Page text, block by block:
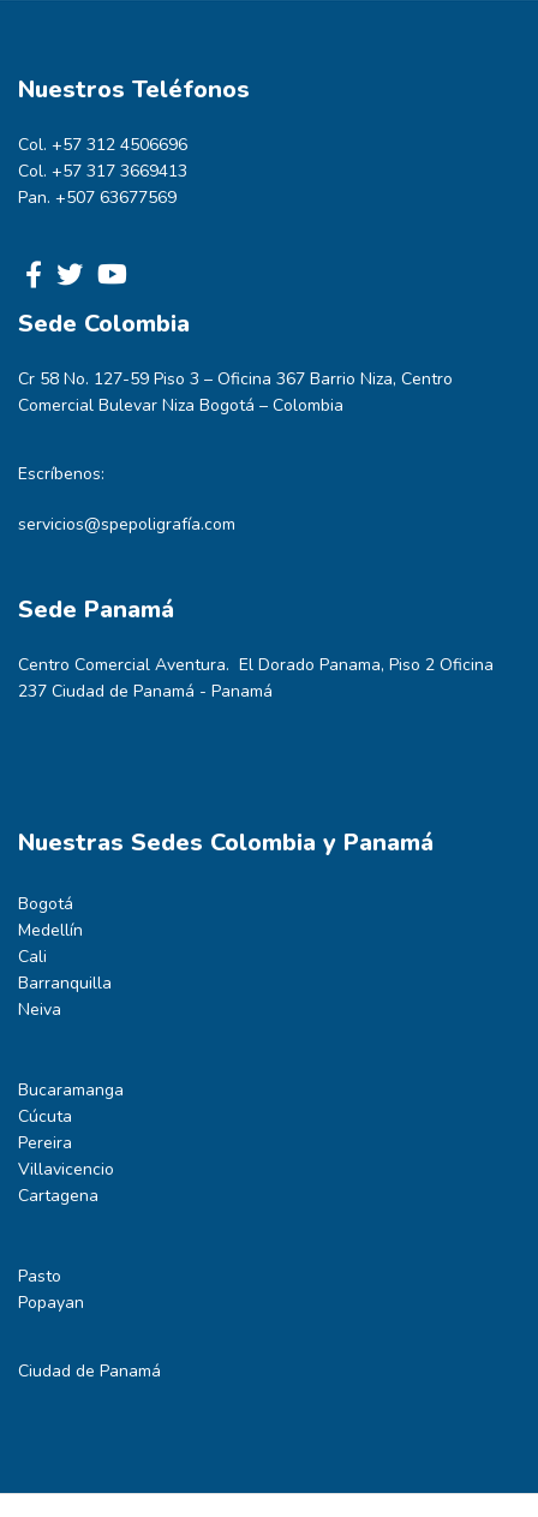
Nuestros Teléfonos
Col. +57 312 4506696
Col. +57 317 3669413
Pan. +507 63677569
Sede Colombia
Cr 58 No. 127-59 Piso 3 – Oficina 367 Barrio Niza, Centro
Comercial Bulevar Niza Bogotá – Colombia
Escríbenos:
servicios@spepoligrafía.com
Sede Panamá
Centro Comercial Aventura. El Dorado Panama, Piso 2 Oficina
237 Ciudad de Panamá - Panamá
Nuestras Sedes Colombia y Panamá
Bogotá
Medellín
Cali
Barranquilla
Neiva
Bucaramanga
Cúcuta
Pereira
Villavicencio
Cartagena
Pasto
Popayan
Ciudad de Panamá